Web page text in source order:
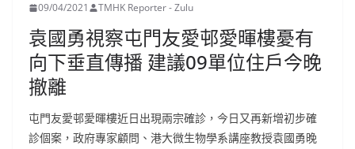
09/04/2021 TMHK Reporter - Zulu
袁國勇視察屯門友愛邨愛暉樓憂有
向下垂直傳播 建議09單位住戶今晚
撤離
屯門友愛邨愛暉樓近日出現兩宗確診，今日又再新增初步確
診個案， 政府專家顧問、港大微生物學系講座教授袁國勇晚